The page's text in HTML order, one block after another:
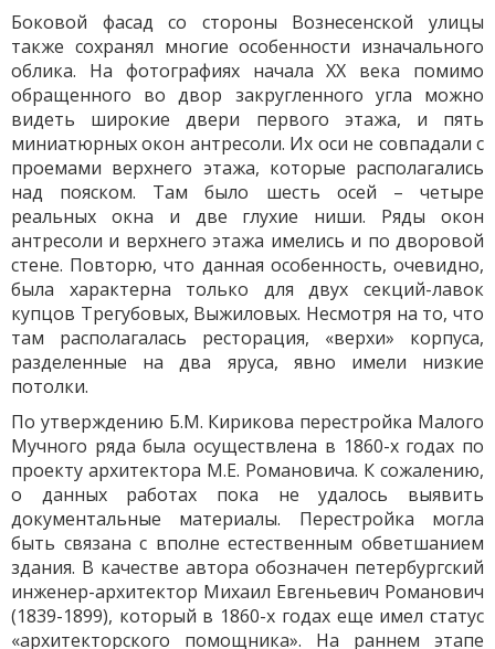
Боковой фасад со стороны Вознесенской улицы
также сохранял многие особенности изначального
облика. На фотографиях начала ХХ века помимо
обращенного во двор закругленного угла можно
видеть широкие двери первого этажа, и пять
миниатюрных окон антресоли. Их оси не совпадали с
проемами верхнего этажа, которые располагались
над пояском. Там было шесть осей – четыре
реальных окна и две глухие ниши. Ряды окон
антресоли и верхнего этажа имелись и по дворовой
стене. Повторю, что данная особенность, очевидно,
была характерна только для двух секций-лавок
купцов Трегубовых, Выжиловых. Несмотря на то, что
там располагалась ресторация, «верхи» корпуса,
разделенные на два яруса, явно имели низкие
потолки.
По утверждению Б.М. Кирикова перестройка Малого
Мучного ряда была осуществлена в 1860-х годах по
проекту архитектора М.Е. Романовича. К сожалению,
о данных работах пока не удалось выявить
документальные материалы. Перестройка могла
быть связана с вполне естественным обветшанием
здания. В качестве автора обозначен петербургский
инженер-архитектор Михаил Евгеньевич Романович
(1839-1899), который в 1860-х годах еще имел статус
«архитекторского помощника». На раннем этапе